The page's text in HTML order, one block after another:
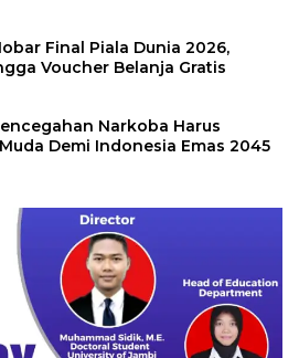
Final Piala Dunia 2026,
Voucher Belanja Gratis
Narkoba Harus
Demi Indonesia Emas 2045